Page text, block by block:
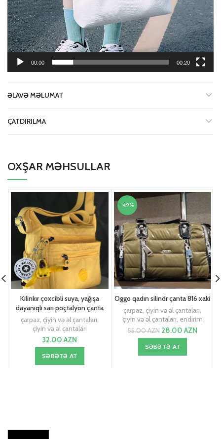
00:00 00:20
ƏLAVƏ MƏLUMAT
ÇATDIRILMA
OXŞAR MƏHSULLAR
Kılinkır çoxcibli suya, yağışa
dayanıqlı sarı poçtalyon çanta
çarpaz, çiyin və əl çantaları,
çiyin və əl çantaları
32.00AZN
SƏBƏTƏ AT
-49%
Oggo qadın silindr çanta 816 xaki
çarpaz, çiyin və əl çantaları,
çiyin və əl çantaları, endirim
55.00AZN28.00AZN
SƏBƏTƏ AT